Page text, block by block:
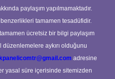
paylaşım yapılmamaktadır.
tamamen tesadüfidir.
ücretsiz bir bilgi paylaşım
aykırı olduğunu
adresine
yasal süre içerisinde sitemizden